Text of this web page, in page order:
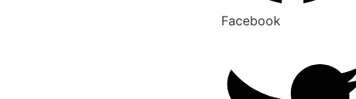
Facebook